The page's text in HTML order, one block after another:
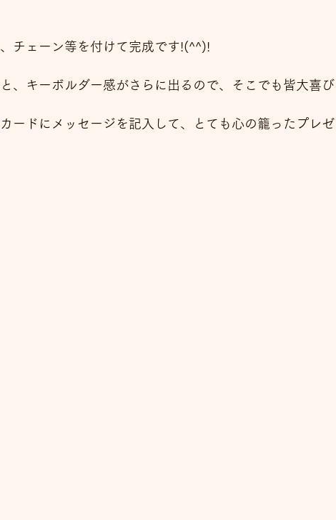
チェーン等を付けて完成です!(^^)!
、キーボルダー感がさらに出るので、そこでも皆大喜
ードにメッセージを記入して、とても心の籠ったプレ